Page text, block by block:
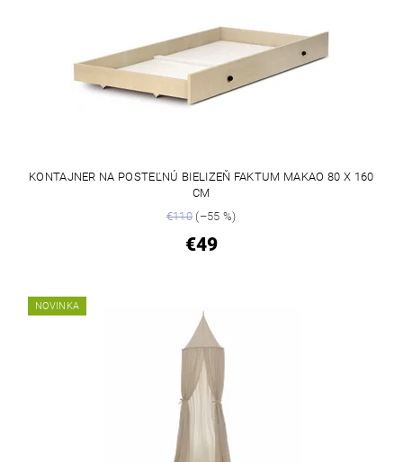
KONTAJNER NA POSTEĽNÚ BIELIZEŇ FAKTUM MAKAO 80 X 160
CM
€110 (–55 %)
€49
NOVINKA